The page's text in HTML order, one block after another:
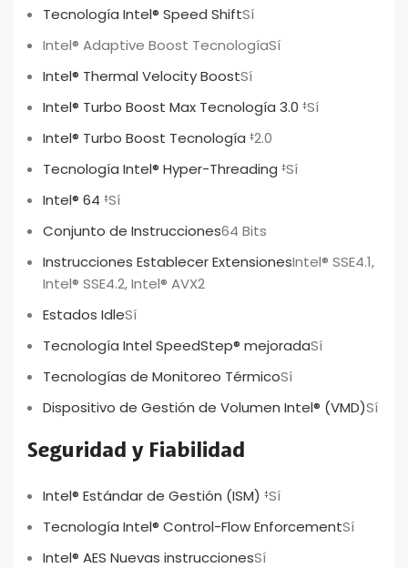
Tecnología Intel® Speed ShiftSí
Intel® Adaptive Boost TecnologíaSí
Intel® Thermal Velocity BoostSí
Intel® Turbo Boost Max Tecnología 3.0 ‡Sí
Intel® Turbo Boost Tecnología ‡2.0
Tecnología Intel® Hyper-Threading ‡Sí
Intel® 64 ‡Sí
Conjunto de Instrucciones64 Bits
Instrucciones Establecer ExtensionesIntel® SSE4.1,
Intel® SSE4.2, Intel® AVX2
Estados IdleSí
Tecnología Intel SpeedStep® mejoradaSí
Tecnologías de Monitoreo TérmicoSí
Dispositivo de Gestión de Volumen Intel® (VMD)Sí
Seguridad y Fiabilidad
Intel® Estándar de Gestión (ISM) ‡Sí
Tecnología Intel® Control-Flow EnforcementSí
Intel® AES Nuevas instruccionesSí